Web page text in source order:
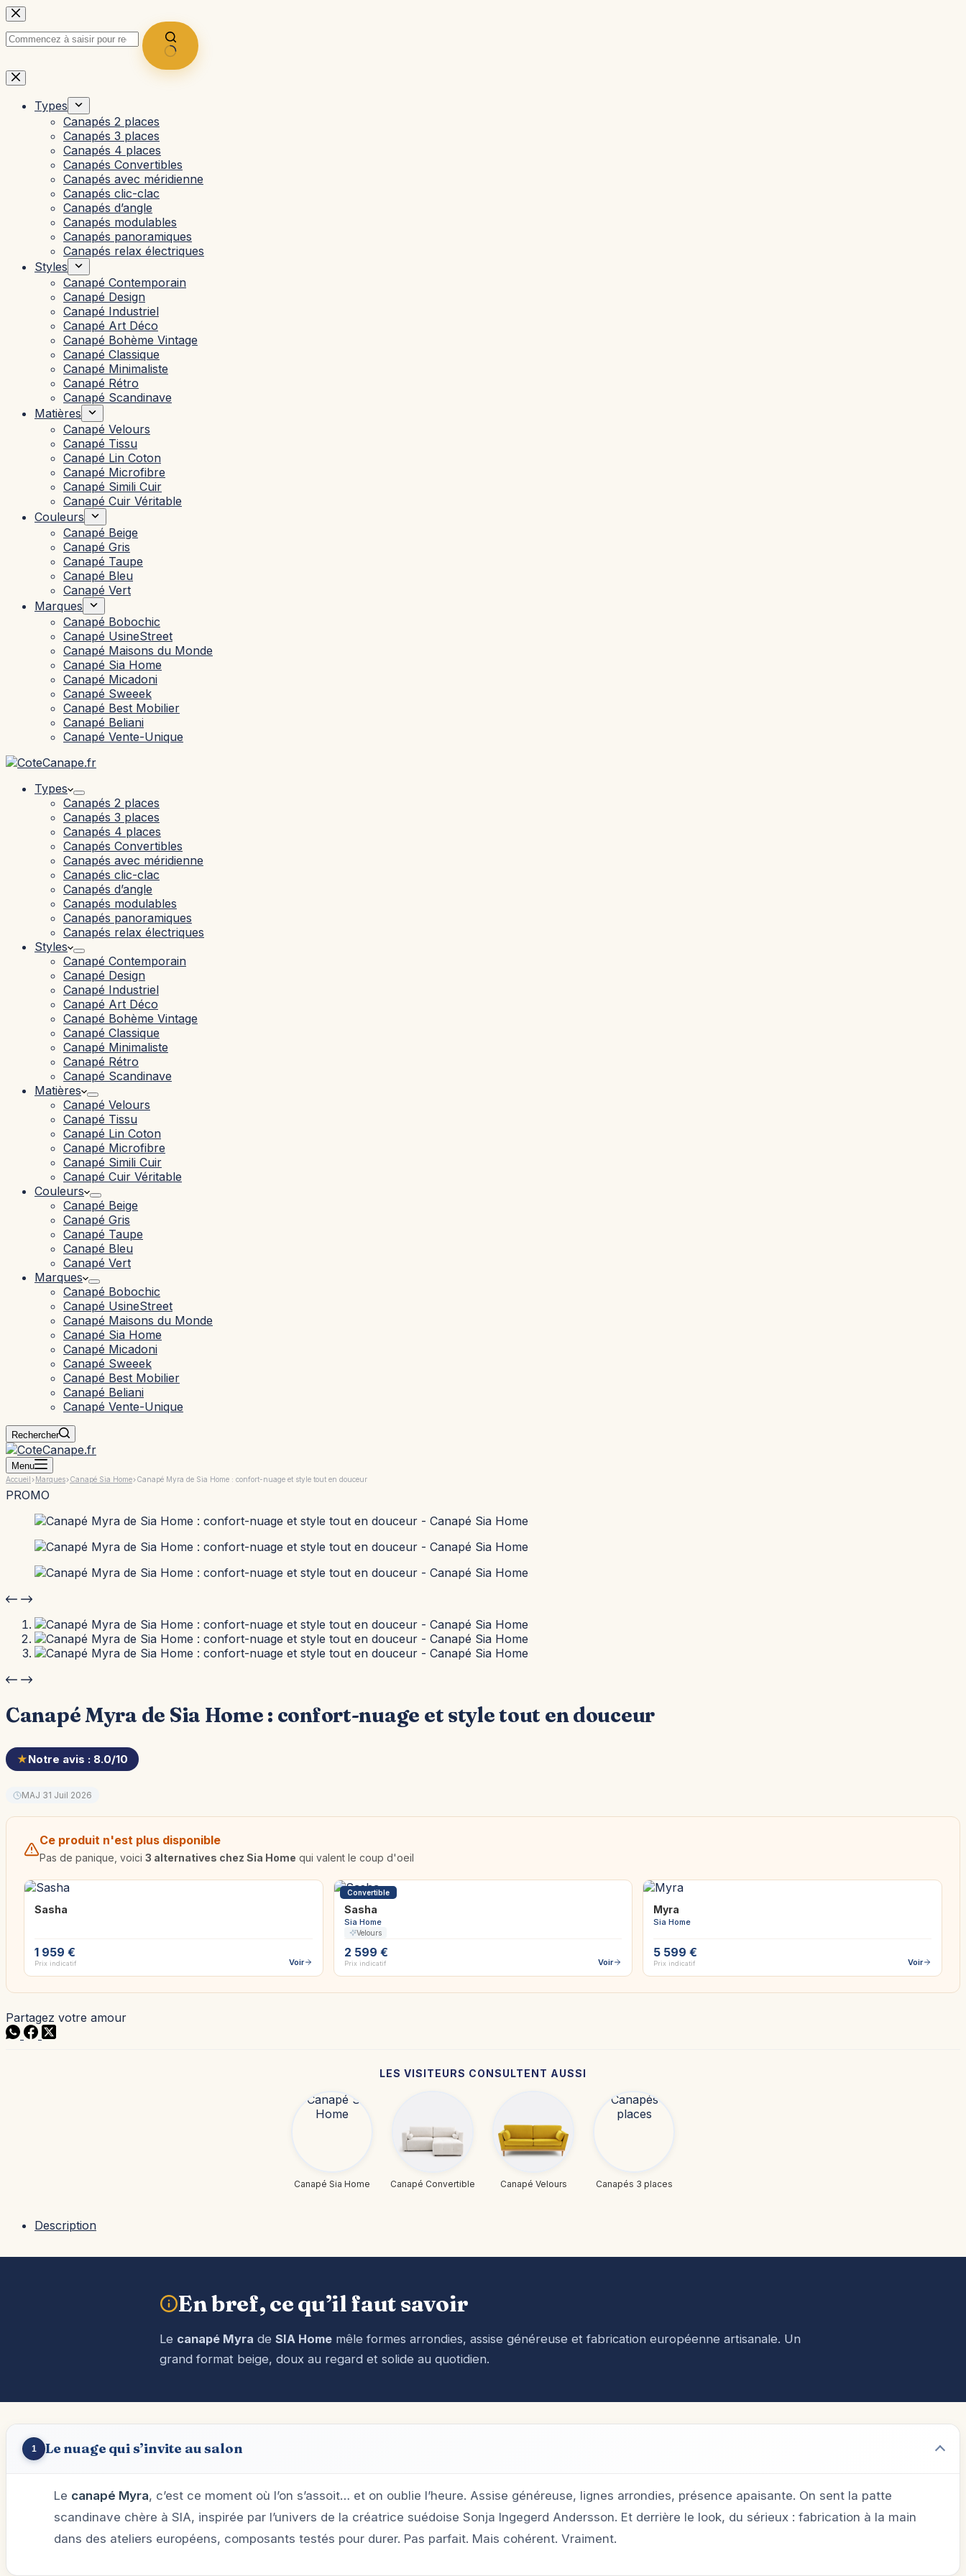
Passer
contenu
Aucun
Types
Canapés 2 places
Canapés 3 places
Canapés 4 places
Canapés Convertibles
Canapés avec méridienne
Canapés clic-clac
Canapés d’angle
Canapés modulables
Canapés panoramiques
Canapés relax électriques
Styles
Canapé Contemporain
Canapé Design
Canapé Industriel
Canapé Art Déco
Canapé Bohème Vintage
Canapé Classique
Canapé Minimaliste
Canapé Rétro
Canapé Scandinave
Matières
Canapé Velours
Canapé Tissu
Canapé Lin Coton
Canapé Microfibre
Canapé Simili Cuir
Canapé Cuir Véritable
Couleurs
Canapé Beige
Canapé Gris
Canapé Taupe
Canapé Bleu
Canapé Vert
Marques
Canapé Bobochic
Canapé UsineStreet
Canapé Maisons du Monde
Canapé Sia Home
Canapé Micadoni
Canapé Sweeek
Canapé Best Mobilier
Canapé Beliani
Canapé Vente-Unique
Types
Canapés 2 places
Canapés 3 places
Canapés 4 places
Canapés Convertibles
Canapés avec méridienne
Canapés clic-clac
Canapés d’angle
Canapés modulables
Canapés panoramiques
Canapés relax électriques
Styles
Canapé Contemporain
Canapé Design
Canapé Industriel
Canapé Art Déco
Canapé Bohème Vintage
Canapé Classique
Canapé Minimaliste
Canapé Rétro
Canapé Scandinave
Matières
Canapé Velours
Canapé Tissu
Canapé Lin Coton
Canapé Microfibre
Canapé Simili Cuir
Canapé Cuir Véritable
Couleurs
Canapé Beige
Canapé Gris
Canapé Taupe
Canapé Bleu
Canapé Vert
Marques
Canapé Bobochic
Canapé UsineStreet
Canapé Maisons du Monde
Canapé Sia Home
Canapé Micadoni
Canapé Sweeek
Canapé Best Mobilier
Canapé Beliani
Canapé Vente-Unique
Rechercher
Menu
Accueil Marques Canapé Sia Home Canapé Myra de Sia Home : confort-nuage et style tout en douceur
PROMO
Canapé Myra de Sia Home : confort-nuage et style tout en douceur
★Notre avis : 8.0/10
MAJ 31 Juil 2026
Ce produit n'est plus disponible
Pas de panique, voici 3 alternatives chez Sia Home qui valent le coup d'oeil
Sasha
1 959 €
Prix indicatif Voir
Convertible
Sasha
Sia Home
Velours
2 599 €
Prix indicatif Voir
Myra
Sia Home
5 599 €
Prix indicatif Voir
Partagez votre amour
LES VISITEURS CONSULTENT AUSSI
Canapé Sia Home Canapé Convertible Canapé Velours Canapés 3 places
Description
En bref, ce qu’il faut savoir
Le canapé Myra de SIA Home mêle formes arrondies, assise généreuse et fabrication européenne artisanale. Un
grand format beige, doux au regard et solide au quotidien.
1 Le nuage qui s’invite au salon
Le canapé Myra, c’est ce moment où l’on s’assoit… et on oublie l’heure. Assise généreuse, lignes arrondies, présence apaisante. On sent la patte
scandinave chère à SIA, inspirée par l’univers de la créatrice suédoise Sonja Ingegerd Andersson. Et derrière le look, du sérieux : fabrication à la main
dans des ateliers européens, composants testés pour durer. Pas parfait. Mais cohérent. Vraiment.